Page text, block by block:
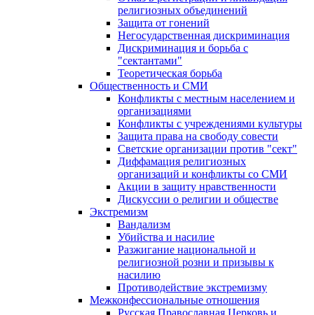
религиозных объединений
Защита от гонений
Негосударственная дискриминация
Дискриминация и борьба с
"сектантами"
Теоретическая борьба
Общественность и СМИ
Конфликты с местным населением и
организациями
Конфликты с учреждениями культуры
Защита права на свободу совести
Светские организации против "сект"
Диффамация религиозных
организаций и конфликты со СМИ
Акции в защиту нравственности
Дискуссии о религии и обществе
Экстремизм
Вандализм
Убийства и насилие
Разжигание национальной и
религиозной розни и призывы к
насилию
Противодействие экстремизму
Межконфессиональные отношения
Русская Православная Церковь и